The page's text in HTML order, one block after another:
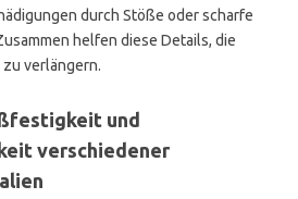
durch Stöße oder scharfe
helfen diese Details, die
verlängern.
und
verschiedener